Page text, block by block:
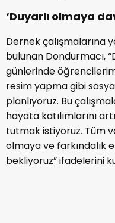
‘Duyarlı olmaya
Dernek çalışmalarına
bulunan Dondurmacı,
günlerinde
resim yapma gibi
planlıyoruz. Bu
hayata katılımlarını
tutmak istiyoruz. Tüm
olmaya ve farkındalık
bekliyoruz” ifadelerini